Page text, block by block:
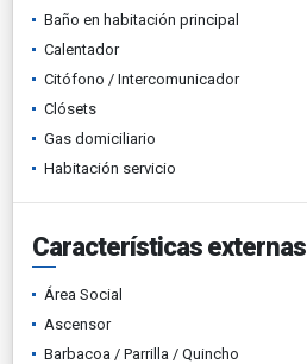
Baño en habitación principal
Calentador
Citófono / Intercomunicador
Clósets
Gas domiciliario
Habitación servicio
Características externas
Área Social
Ascensor
Barbacoa / Parrilla / Quincho